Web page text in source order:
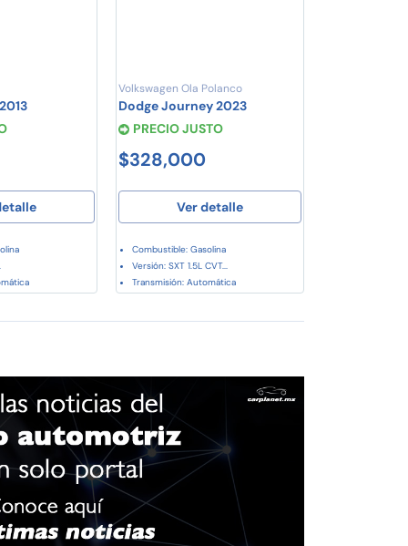
Volkswagen Ola Polanco
Dodge Journey 2023
PRECIO JUSTO
$328,000
Ver detalle
Combustible: Gasolina
Versión: SXT 1.5L CVT...
Transmisión: Automática